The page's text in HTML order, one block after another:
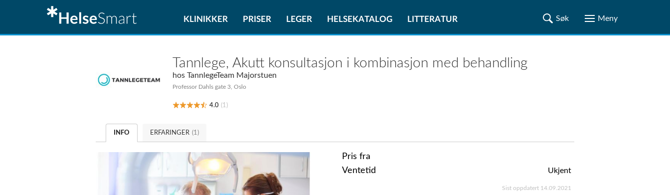
KLINIKKER PRISER LEGER HELSEKATALOG LITTERATUR
Tannlege, Akutt konsultasjon i kombinasjon med behandling
hos TannlegeTeam Majorstuen
Professor Dahls gate 3, Oslo
4.0 (1)
INFO ERFARINGER (1)
Pris fra
Ventetid
Ukjent
Sist oppdatert 14.09.2021